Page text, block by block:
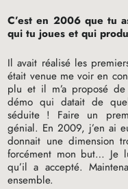
C’est en 2006 que tu
qui tu joues et qui
Il avait réalisé les
était venue me voir en
plu et il m’a proposé de
démo qui datait de
séduite ! Faire un
génial. En 2009, j’en ai
donnait une dimension
forcément mon but… Je
qu’il a accepté.
ensemble.